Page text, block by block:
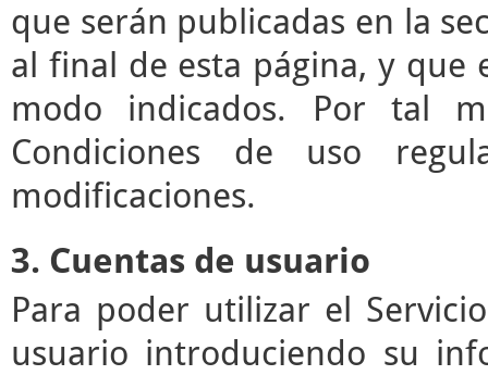
que serán publicadas en la
al final de esta página, y que
modo indicados. Por tal
Condiciones de uso
modificaciones.
3. Cuentas de usuario
Para poder utilizar el
usuario introduciendo su